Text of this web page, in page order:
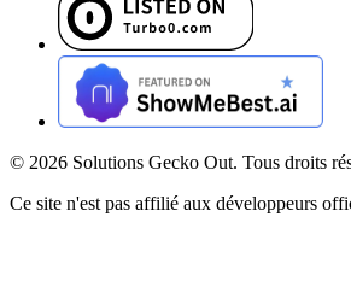
© 2026 Solutions Gecko Out. Tous droits
Ce site n'est pas affilié aux développeurs